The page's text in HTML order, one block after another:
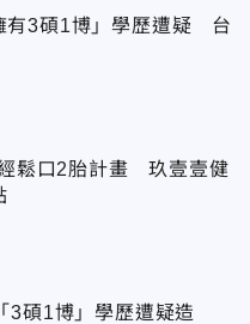
有3碩1博」學歷遭疑 台
鬆口2胎計畫 玖壹壹健
3碩1博」學歷遭疑造